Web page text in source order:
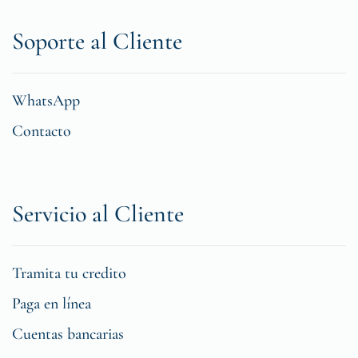
Soporte al Cliente
WhatsApp
Contacto
Servicio al Cliente
Tramita tu credito
Paga en línea
Cuentas bancarias